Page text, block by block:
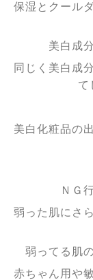
保湿とクール
美白成
同じく美白成
て
美白化粧品の
ＮＧ
弱った肌にさ
弱ってる肌
赤ちゃん用や